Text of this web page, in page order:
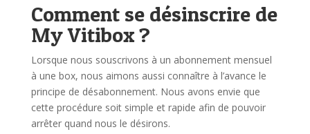
Comment se désinscrire de
My Vitibox ?
Lorsque nous souscrivons à un abonnement mensuel
à une box, nous aimons aussi connaître à l’avance le
principe de désabonnement. Nous avons envie que
cette procédure soit simple et rapide afin de pouvoir
arrêter quand nous le désirons.